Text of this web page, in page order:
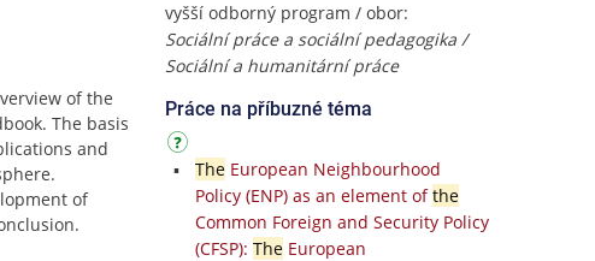
of the
The basis
and
of
vyšší odborný program / obor:
Sociální práce a sociální pedagogika /
Sociální a humanitární práce
Práce na příbuzné téma
TheEuropean Neighbourhood
Policy (ENP) as an element ofthe
Common Foreign and Security Policy
(CFSP): TheEuropean